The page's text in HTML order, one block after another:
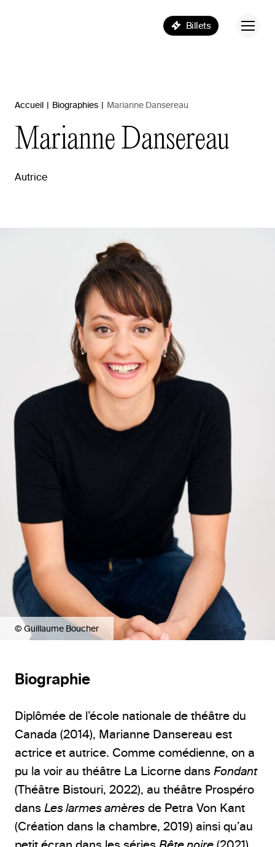
Billets
Accueil | Biographies | Marianne Dansereau
Marianne Dansereau
Autrice
© Guillaume Boucher
Biographie
Diplômée de l’école nationale de théâtre du
Canada (2014), Marianne Dansereau est
actrice et autrice. Comme comédienne, on a
pu la voir au théâtre La Licorne dans Fondant
(Théâtre Bistouri, 2022), au théâtre Prospéro
dans Les larmes amères de Petra Von Kant
(Création dans la chambre, 2019) ainsi qu’au